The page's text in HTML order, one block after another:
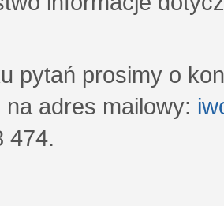
pytań prosimy o
adres mailowy:
474.